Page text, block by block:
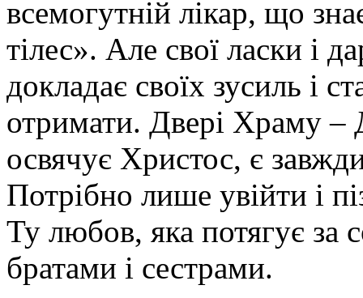
всемогутній лікар, що
тілес». Але свої ласки і
докладає своїх зусиль і
отримати. Двері Храму –
освячує Христос, є
Потрібно лише увійти і
Ту любов, яка потягує за
братами і сестрами.